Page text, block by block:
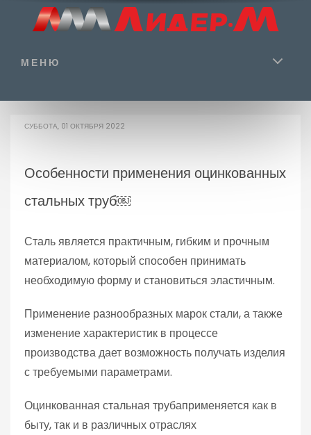
МЕНЮ
СУББОТА, 01 ОКТЯБРЯ 2022
Особенности применения оцинкованных
стальных труб￼
Сталь является практичным, гибким и прочным
материалом, который способен принимать
необходимую форму и становиться эластичным.
Применение разнообразных марок стали, а также
изменение характеристик в процессе
производства дает возможность получать изделия
с требуемыми параметрами.
Оцинкованная стальная трубаприменяется как в
быту, так и в различных отраслях